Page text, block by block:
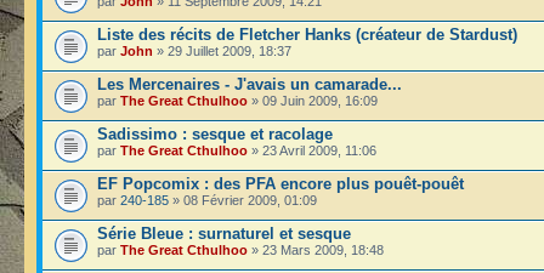
Liste des récits de Fletcher Hanks (créateur de Stardust)
par John » 29 Juillet 2009, 18:37
Les Mercenaires - J'avais un camarade...
par The Great Cthulhoo » 09 Juin 2009, 16:09
Sadissimo : sesque et racolage
par The Great Cthulhoo » 23 Avril 2009, 11:06
EF Popcomix : des PFA encore plus pouêt-pouêt
par 240-185 » 08 Février 2009, 01:09
Série Bleue : surnaturel et sesque
par The Great Cthulhoo » 23 Mars 2009, 18:48